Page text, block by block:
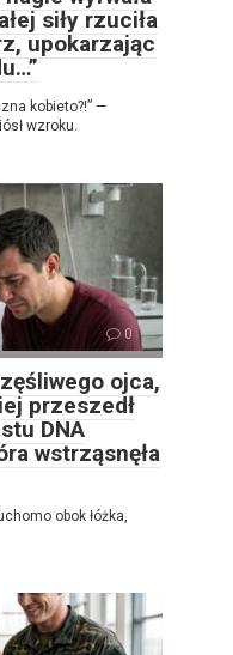
siły rzuciła
upokarzając
kobieto?!” —
wzroku.
0
ojca,
przeszedł
DNA
wstrząsnęła
obok łóżka,